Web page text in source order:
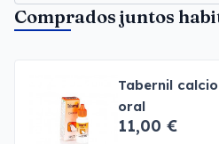
Comprados juntos
Tabernil
oral
11,00 €